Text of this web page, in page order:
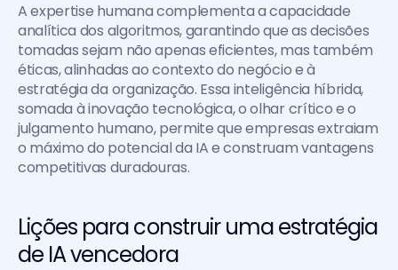
A expertise humana complementa a capacidade
analítica dos algoritmos, garantindo que as decisões
tomadas sejam não apenas eficientes, mas também
éticas, alinhadas ao contexto do negócio e à
estratégia da organização. Essa inteligência híbrida,
somada à inovação tecnológica, o olhar crítico e o
julgamento humano, permite que empresas extraiam
o máximo do potencial da IA e construam vantagens
competitivas duradouras.
Lições para construir uma estratégia
de IA vencedora